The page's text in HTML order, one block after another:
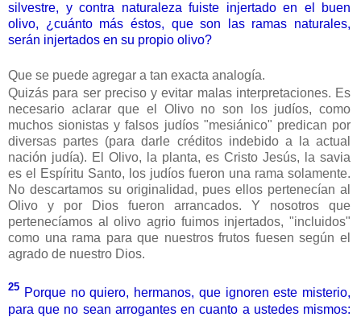
silvestre, y contra naturaleza fuiste injertado en el buen
olivo, ¿cuánto más éstos, que son las ramas naturales,
serán injertados en su propio olivo?
Que se puede agregar a tan exacta analogía.
Quizás para ser preciso y evitar malas interpretaciones. Es
necesario aclarar que el Olivo no son los judíos, como
muchos sionistas y falsos judíos "mesiánico" predican por
diversas partes (para darle créditos indebido a la actual
nación judía). El Olivo, la planta, es Cristo Jesús, la savia
es el Espíritu Santo, los judíos fueron una rama solamente.
No descartamos su originalidad, pues ellos pertenecían al
Olivo y por Dios fueron arrancados. Y nosotros que
pertenecíamos al olivo agrio fuimos injertados, "incluidos"
como una rama para que nuestros frutos fuesen según el
agrado de nuestro Dios.
25 Porque no quiero, hermanos, que ignoren este misterio,
para que no sean arrogantes en cuanto a ustedes mismos: